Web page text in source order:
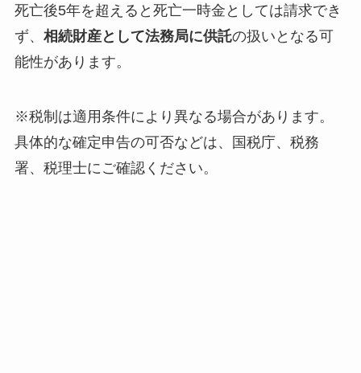
死亡後5年を超えると死亡一時金としては請求でき
ず、 相続財産として法務局に供託の扱いとなる可
能性があります。
※税制は適用条件により異なる場合があります。
具体的な確定申告の可否などは、国税庁、税務
署、税理士にご確認ください。